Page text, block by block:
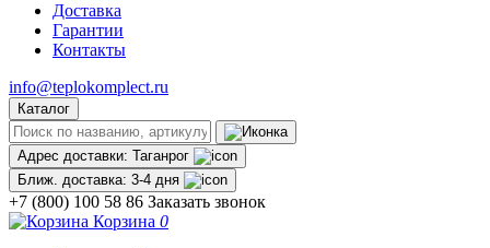
Доставка
Гарантии
Контакты
info@teplokomplect.ru
Каталог
Адрес доставки: Таганрог
Ближ. доставка: 3-4 дня
+7 (800) 100 58 86 Заказать звонок
Корзина 0